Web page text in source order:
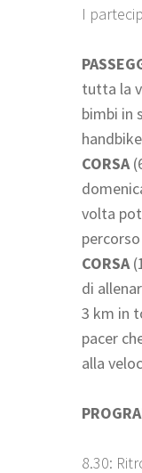
I
tutta la
bimbi in
CORSA
volta
CORSA
di
3 km in
pacer
alla
8.30: